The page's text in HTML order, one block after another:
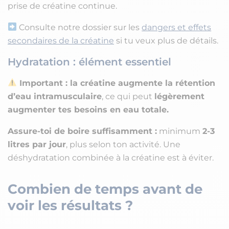
prise de créatine continue.
Consulte notre dossier sur les dangers et effets
secondaires de la créatine si tu veux plus de détails.
Hydratation : élément essentiel
Important : la créatine augmente la rétention
d’eau intramusculaire, ce qui peut légèrement
augmenter tes besoins en eau totale.
Assure-toi de boire suffisamment : minimum 2-3
litres par jour, plus selon ton activité. Une
déshydratation combinée à la créatine est à éviter.
Combien de temps avant de
voir les résultats ?